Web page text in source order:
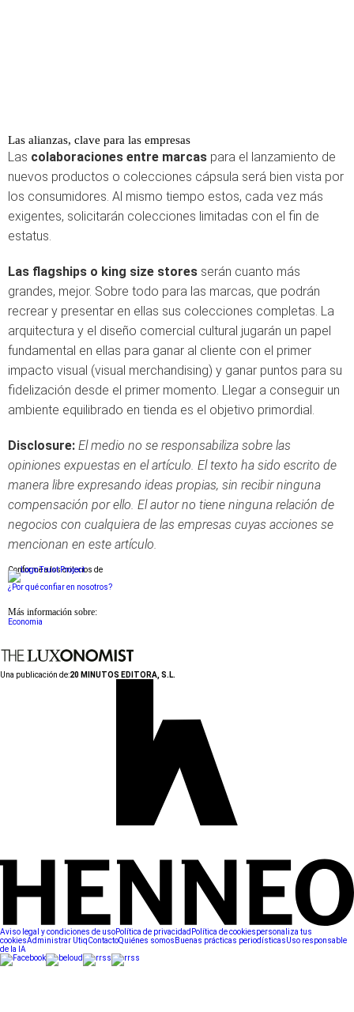
Las alianzas, clave para las empresas
Las colaboraciones entre marcas para el lanzamiento de
nuevos productos o colecciones cápsula será bien vista por
los consumidores. Al mismo tiempo estos, cada vez más
exigentes, solicitarán colecciones limitadas con el fin de
estatus.
Las flagships o king size stores serán cuanto más
grandes, mejor. Sobre todo para las marcas, que podrán
recrear y presentar en ellas sus colecciones completas. La
arquitectura y el diseño comercial cultural jugarán un papel
fundamental en ellas para ganar al cliente con el primer
impacto visual (visual merchandising) y ganar puntos para su
fidelización desde el primer momento. Llegar a conseguir un
ambiente equilibrado en tienda es el objetivo primordial.
Disclosure: El medio no se responsabiliza sobre las
opiniones expuestas en el artículo. El texto ha sido escrito de
manera libre expresando ideas propias, sin recibir ninguna
compensación por ello. El autor no tiene ninguna relación de
negocios con cualquiera de las empresas cuyas acciones se
mencionan en este artículo.
Conforme a los criterios de
¿Por qué confiar en nosotros?
Más información sobre:
Economia
Una publicación de:20 MINUTOS EDITORA, S.L.
Aviso legal y condiciones de usoPolítica de privacidad Política de cookiespersonaliza tus
cookiesAdministrar UtiqContactoQuiénes somos Buenas prácticas periodísticasUso responsable
de la IA